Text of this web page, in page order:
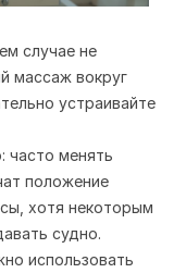
случае не
массаж вокруг
устраивайте
часто менять
положение
хотя некоторым
судно.
использовать